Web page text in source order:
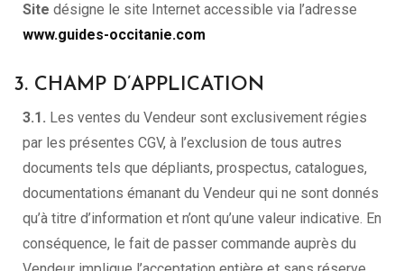
Site désigne le site Internet accessible via l’adresse
www.guides-occitanie.com
3. CHAMP D’APPLICATION
3.1. Les ventes du Vendeur sont exclusivement régies
par les présentes CGV, à l’exclusion de tous autres
documents tels que dépliants, prospectus, catalogues,
documentations émanant du Vendeur qui ne sont donnés
qu’à titre d’information et n’ont qu’une valeur indicative. En
conséquence, le fait de passer commande auprès du